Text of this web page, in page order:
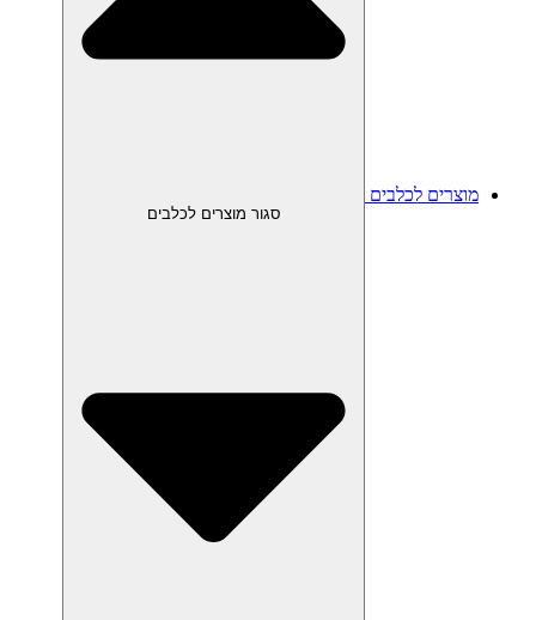
מוצרים לכלבים
סגור מוצרים לכלבים